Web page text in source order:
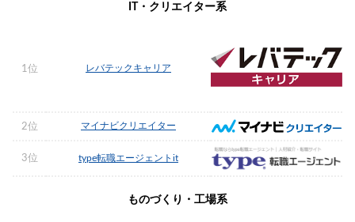
IT・クリエイター系
1位 レバテックキャリア
2位 マイナビクリエイター
3位 type転職エージェントit
ものづくり・工場系